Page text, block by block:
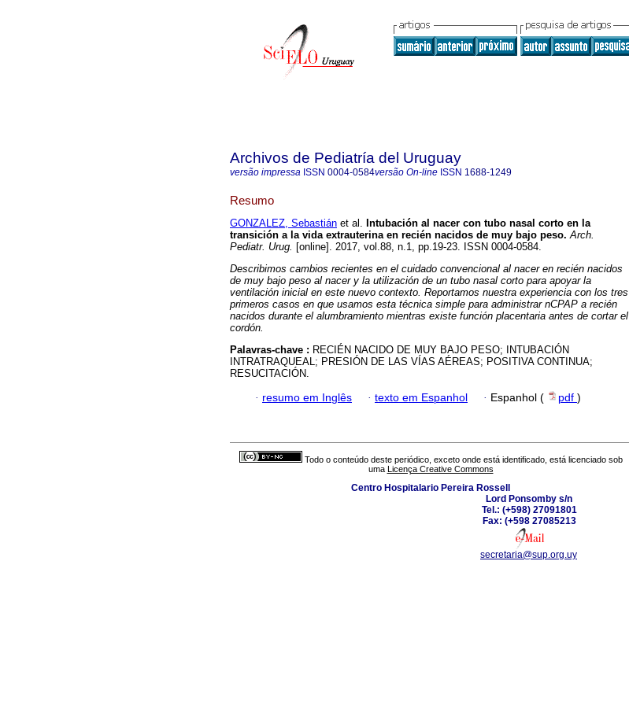
Archivos de Pediatría del Uruguay
versão impressa ISSN 0004-0584versão On-line ISSN 1688-1249
Resumo
GONZALEZ, Sebastián et al. Intubación al nacer con tubo nasal corto en la
transición a la vida extrauterina en recién nacidos de muy bajo peso. Arch.
Pediatr. Urug. [online]. 2017, vol.88, n.1, pp.19-23. ISSN 0004-0584.
Describimos cambios recientes en el cuidado convencional al nacer en recién nacidos
de muy bajo peso al nacer y la utilización de un tubo nasal corto para apoyar la
ventilación inicial en este nuevo contexto. Reportamos nuestra experiencia con los tres
primeros casos en que usamos esta técnica simple para administrar nCPAP a recién
nacidos durante el alumbramiento mientras existe función placentaria antes de cortar el
cordón.
Palavras-chave : RECIÉN NACIDO DE MUY BAJO PESO; INTUBACIÓN
INTRATRAQUEAL; PRESIÓN DE LAS VÍAS AÉREAS; POSITIVA CONTINUA;
RESUCITACIÓN.
· resumo em Inglês · texto em Espanhol · Espanhol ( pdf )
Todo o conteúdo deste periódico, exceto onde está identificado, está licenciado sob
uma Licença Creative Commons
Centro Hospitalario Pereira Rossell
Lord Ponsomby s/n
Tel.: (+598) 27091801
Fax: (+598 27085213
secretaria@sup.org.uy